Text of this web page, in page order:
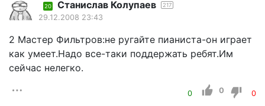
20 Станислав Колупаев 217
29.12.2008 23:43
2 Мастер Фильтров:не ругайте пианиста-он играет
как умеет.Надо все-таки поддержать ребят.Им
сейчас нелегко.
0 0 0